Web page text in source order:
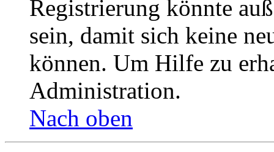
Registrierung könnte
sein, damit sich keine
können. Um Hilfe zu
Administration.
Nach oben